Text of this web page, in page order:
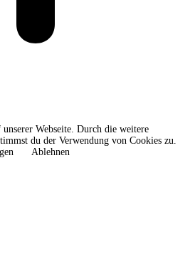
Webseite. Durch die weitere
du der Verwendung von Cookies zu.
Ablehnen